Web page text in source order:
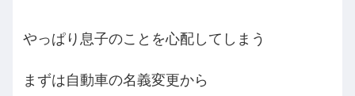
やっぱり息子のことを心配してしまう
まずは自動車の名義変更から